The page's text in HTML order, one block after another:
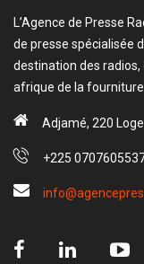
L’Agence de Presse
de presse spécialisée
destination des radios,
afrique de la
Adjamé, 220
+225